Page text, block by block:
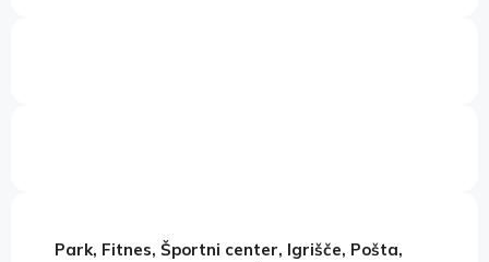
Park, Fitnes, Športni center, Igrišče, Pošta,